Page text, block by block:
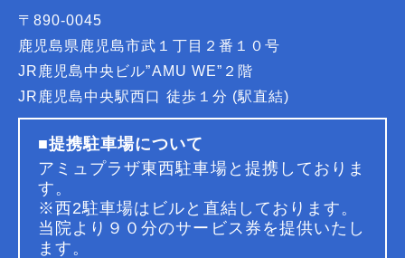
〒890-0045
鹿児島県鹿児島市武１丁目２番１０号
JR鹿児島中央ビル”AMU WE”２階
JR鹿児島中央駅西口 徒歩１分 (駅直結)
■提携駐車場について
アミュプラザ東西駐車場と提携しておりま
す。
※西2駐車場はビルと直結しております。
当院より９０分のサービス券を提供いたし
ます。